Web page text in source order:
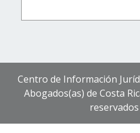
Centro de Información
Abogados(as) de Costa